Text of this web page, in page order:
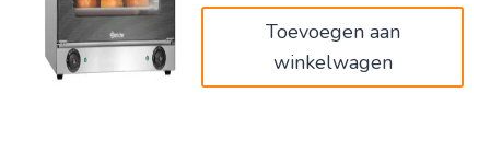
Toevoegen aan
winkelwagen